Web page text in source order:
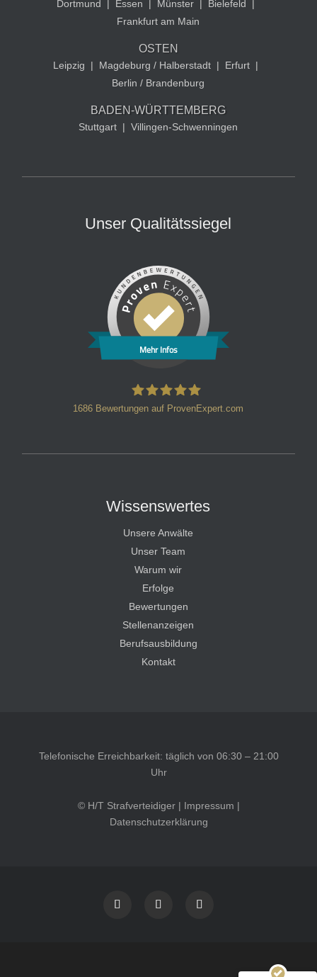
Dortmund | Essen | Münster | Bielefeld
|
Frankfurt am Main
OSTEN
Leipzig | Magdeburg / Halberstadt | Erfurt |
Berlin / Brandenburg
BADEN-WÜRTTEMBERG
Stuttgart | Villingen-Schwenningen
Unser Qualitätssiegel
Mehr Infos
1686 Bewertungen auf ProvenExpert.com
Wissenswertes
Unsere Anwälte
Unser Team
Warum wir
Erfolge
Bewertungen
Stellenanzeigen
Berufsausbildung
Kontakt
Telefonische Erreichbarkeit: täglich von 06:30 – 21:00
Uhr
© H/T Strafverteidiger | Impressum |
Datenschutzerklärung